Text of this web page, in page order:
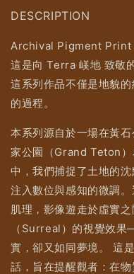
DESCRIPTION
Archival Pigment Print
這是向 Terra 嵄地 致敬
這系列作品不僅是地貌
的過程。
本系列源自於一場在黃
家公園（Grand Teton
中，我們捕捉了土地的
注入數位與感知的微調
肌理，影像遊走於虛實
（Surreal）的視覺效
實，卻又如同夢境。 這
話，旨在提醒觀者：在